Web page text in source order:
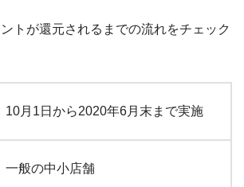
トが還元されるまでの流れをチェック
10月1日から2020年6月末まで実施
一般の中小店舗